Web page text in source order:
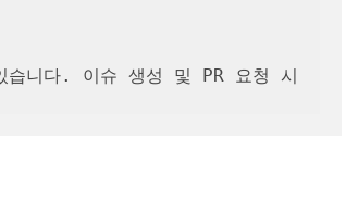
니다. 이슈 생성 및 PR 요청 시